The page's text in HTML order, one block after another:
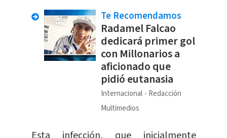
Te Recomendamos
Radamel Falcao
dedicará primer gol
con Millonarios a
aficionado que
pidió eutanasia
Internacional
Redacción
Multimedios